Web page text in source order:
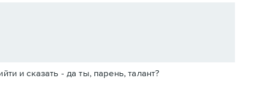
и сказать - да ты, парень, талант?